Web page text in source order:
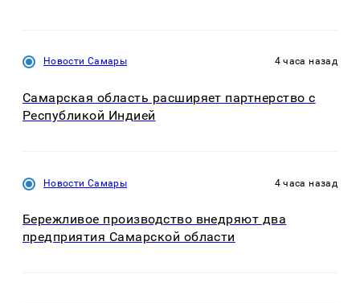
Новости Самары 4 часа назад
Самарская область расширяет партнерство с
Республикой Индией
Новости Самары 4 часа назад
Бережливое производство внедряют два
предприятия Самарской области